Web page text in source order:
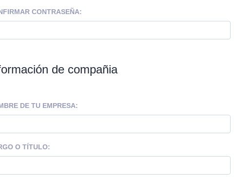
CONTRASEÑA:
de compañia
DE TU EMPRESA:
O TÍTULO: